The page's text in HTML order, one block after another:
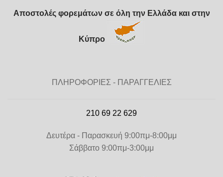
Αποστολές φορεμάτων σε όλη την Ελλάδα και στην
Κύπρο
ΠΛΗΡΟΦΟΡΙΕΣ - ΠΑΡΑΓΓΕΛΙΕΣ
210 69 22 629
Δευτέρα - Παρασκευή 9:00πμ-8:00μμ
Σάββατο 9:00πμ-3:00μμ